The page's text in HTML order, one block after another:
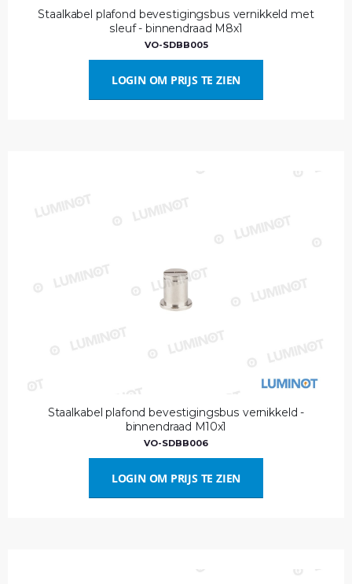
Staalkabel plafond bevestigingsbus vernikkeld met
sleuf - binnendraad M8x1
VO-SDBB005
LOGIN OM PRIJS TE ZIEN
Staalkabel plafond bevestigingsbus vernikkeld -
binnendraad M10x1
VO-SDBB006
LOGIN OM PRIJS TE ZIEN